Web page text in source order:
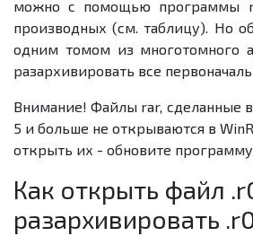
можно с помощью программы
производных (см. таблицу). Но
одним томом из многотомного
разархивировать все
Внимание! Файлы rar, сделанные
5 и больше не открываются в
открыть их - обновите
Как открыть файл
разархивировать